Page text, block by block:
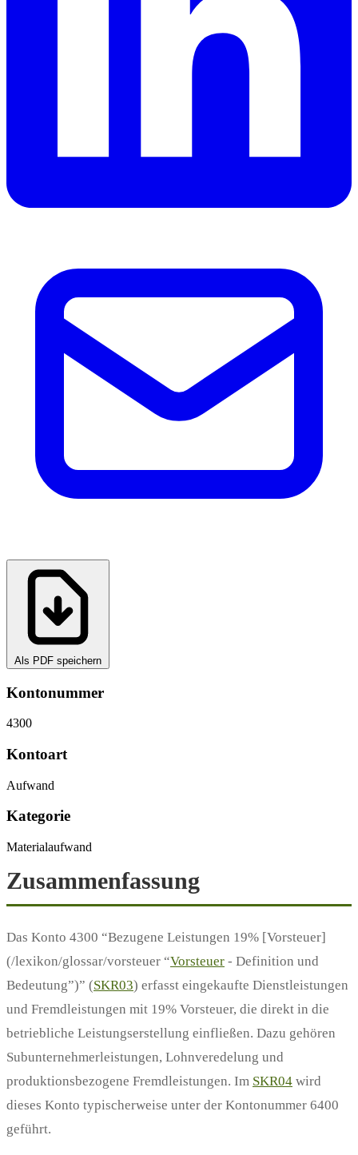
Als PDF speichern
Kontonummer
4300
Kontoart
Aufwand
Kategorie
Materialaufwand
Zusammenfassung
Das Konto 4300 “Bezugene Leistungen 19% [Vorsteuer]
(/lexikon/glossar/vorsteuer “Vorsteuer - Definition und
Bedeutung”)” (SKR03) erfasst eingekaufte Dienstleistungen
und Fremdleistungen mit 19% Vorsteuer, die direkt in die
betriebliche Leistungserstellung einfließen. Dazu gehören
Subunternehmerleistungen, Lohnveredelung und
produktionsbezogene Fremdleistungen. Im SKR04 wird
dieses Konto typischerweise unter der Kontonummer 6400
geführt.